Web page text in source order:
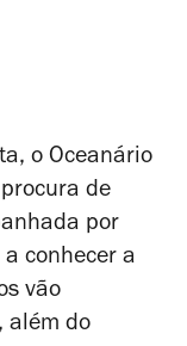
o Oceanário
de
por
conhecer a
vão
além do